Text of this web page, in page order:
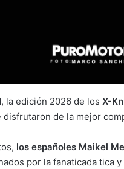
la edición 2026 de los X-
de la mejor
los españoles Maikel
por la fanaticada tica